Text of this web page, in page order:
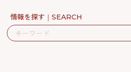
情報を探す SEARCH